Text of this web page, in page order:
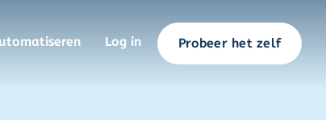
Log in Probeer het zelf